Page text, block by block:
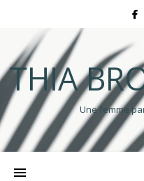
THIA
Une femme